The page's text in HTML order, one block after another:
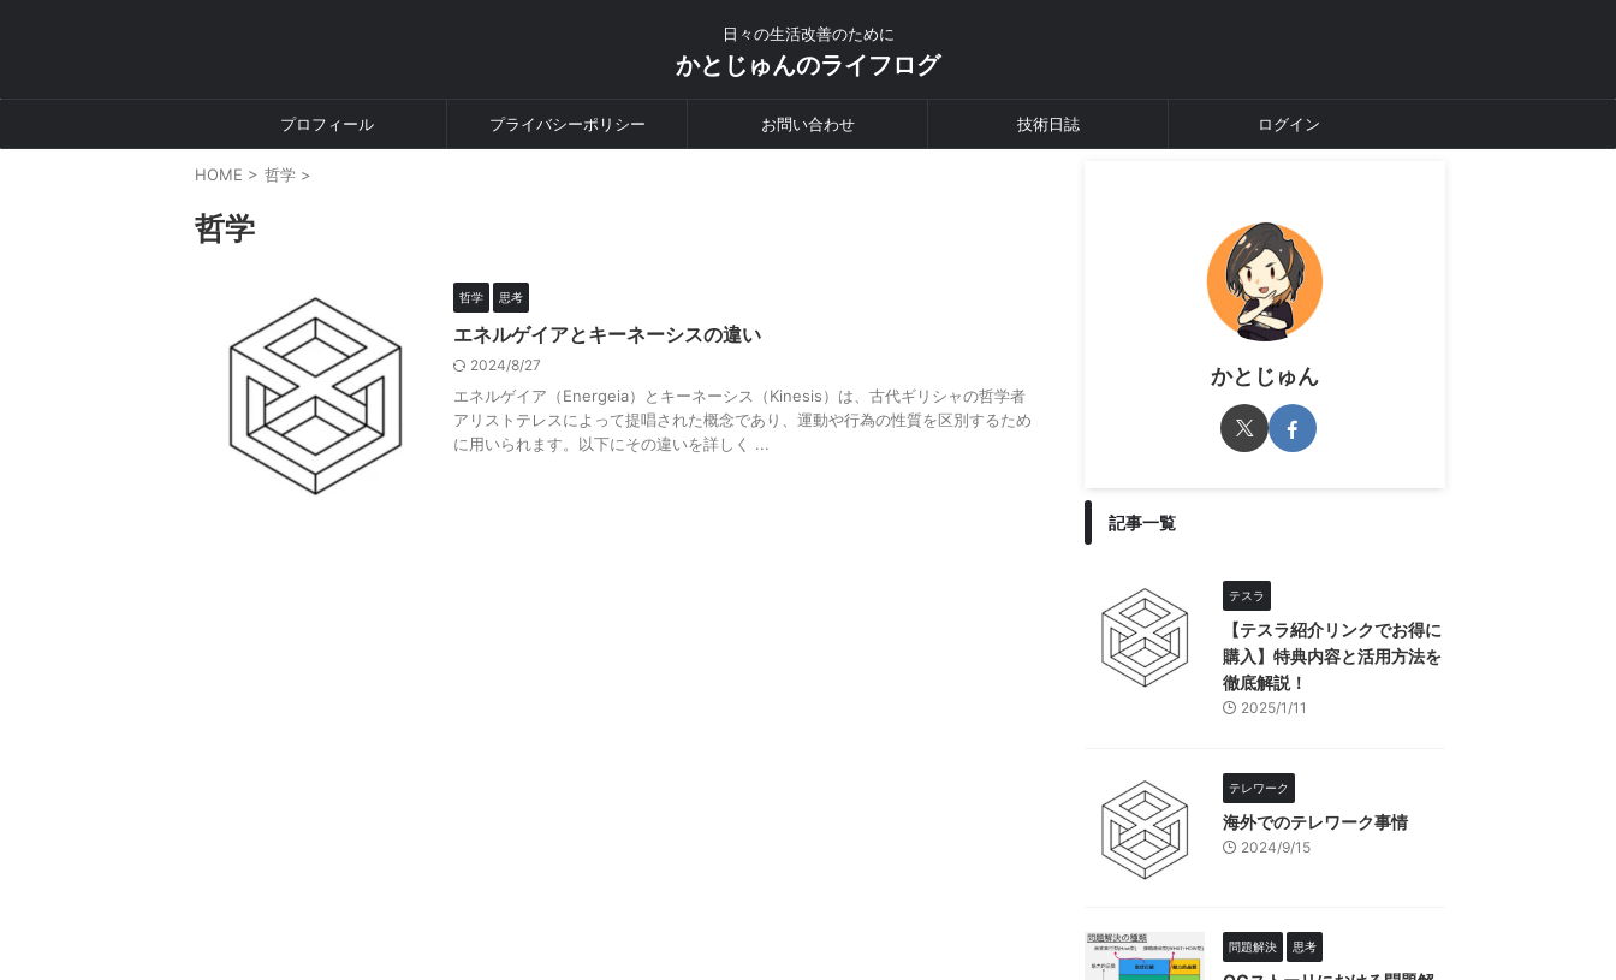
日々の生活改善のために
かとじゅんのライフログ
プロフィール プライバシーポリシー お問い合わせ 技術日誌 ログイン
HOME > 哲学 >
哲学
哲学 思考
エネルゲイアとキーネーシスの違い
2024/8/27
エネルゲイア（Energeia）とキーネーシス（Kinesis）は、古代ギリシャの哲学者
アリストテレスによって提唱された概念であり、運動や行為の性質を区別するため
に用いられます。以下にその違いを詳しく ...
かとじゅん
記事一覧
テスラ
【テスラ紹介リンクでお得に
購入】特典内容と活用方法を
徹底解説！
2025/1/11
テレワーク
海外でのテレワーク事情
2024/9/15
問題解決 思考